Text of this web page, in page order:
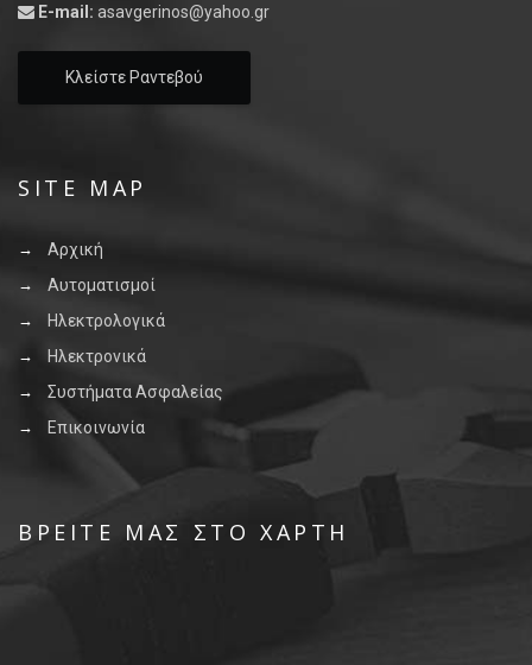
E-mail: asavgerinos@yahoo.gr
Κλείστε Ραντεβού
SITE MAP
Αρχική
Αυτοματισμοί
Ηλεκτρολογικά
Ηλεκτρονικά
Συστήματα Ασφαλείας
Επικοινωνία
ΒΡΕΊΤΕ ΜΑΣ ΣΤΟ ΧΆΡΤΗ